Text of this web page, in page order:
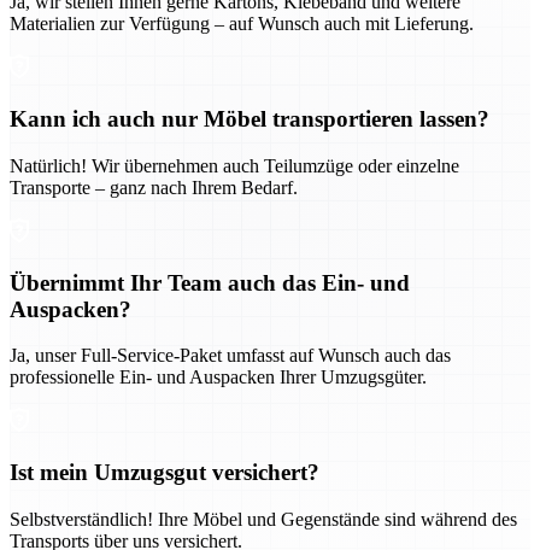
Materialien zur Verfügung – auf Wunsch auch mit Lieferung.
Kann ich auch nur Möbel transportieren lassen?
Natürlich! Wir übernehmen auch Teilumzüge oder einzelne
Transporte – ganz nach Ihrem Bedarf.
Übernimmt Ihr Team auch das Ein- und
Auspacken?
Ja, unser Full-Service-Paket umfasst auf Wunsch auch das
professionelle Ein- und Auspacken Ihrer Umzugsgüter.
Ist mein Umzugsgut versichert?
Selbstverständlich! Ihre Möbel und Gegenstände sind während des
Transports über uns versichert.